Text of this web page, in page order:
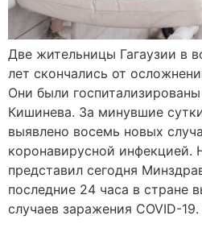
Две жительницы Гагаузии в
лет скончались от
Они были
Кишинева. За минувшие
выявлено восемь новых
коронавирусной инфекцией.
представил сегодня
последние 24 часа в стране
случаев заражения COVID-